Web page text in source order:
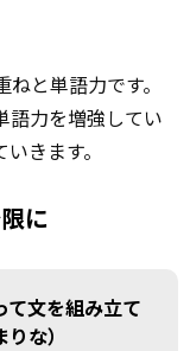
と単語力です。
語力を増強してい
きます。
に
て文を組み立て
な）